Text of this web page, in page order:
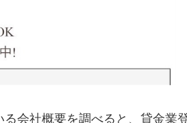
る会社概要を調べると、貸金業